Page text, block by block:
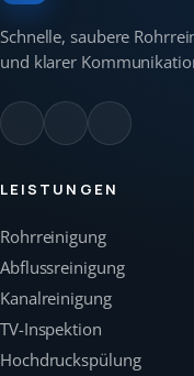
Schnelle, saubere
und klarer
LEISTUNGEN
Rohrreinigung
Abflussreinigung
Kanalreinigung
TV-Inspektion
Hochdruckspülung